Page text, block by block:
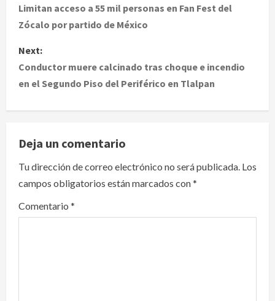
o
t
n
a
v
i
g
a
Limitan acceso a 55 mil personas en Fan Fest del
Zócalo por partido de México
Next:
Conductor muere calcinado tras choque e incendio
en el Segundo Piso del Periférico en Tlalpan
Deja un comentario
Tu dirección de correo electrónico no será publicada. Los
campos obligatorios están marcados con*
Comentario *